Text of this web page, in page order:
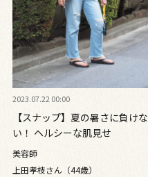
2023.07.22 00:00
【スナップ】夏の暑さに負けな
い！ ヘルシーな肌見せ
美容師
上田孝枝さん（44歳）